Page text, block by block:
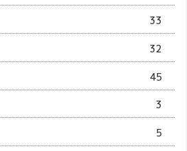
33
32
45
3
5